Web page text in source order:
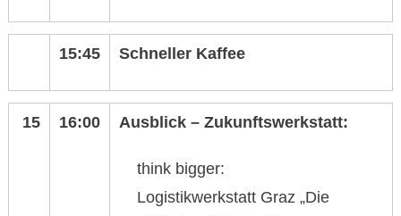
15:45 Schneller Kaffee
15 16:00 Ausblick– Zukunftswerkstatt:
think bigger:
Logistikwerkstatt Graz „Die